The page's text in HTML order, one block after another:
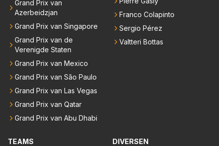
Grand Prix van
Azerbeidzjan
Grand Prix van Singapore
Grand Prix van de
Verenigde Staten
Grand Prix van Mexico
Grand Prix van São Paulo
Grand Prix van Las Vegas
Grand Prix van Qatar
Grand Prix van Abu Dhabi
Franco Colapinto
Sergio Pérez
Valtteri Bottas
TEAMS
DIVERSEN